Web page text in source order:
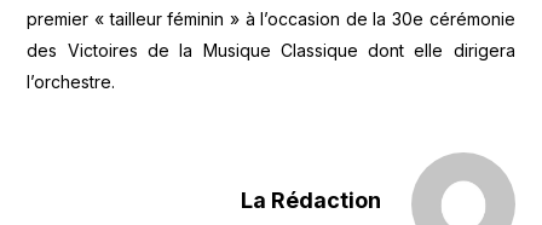
premier « tailleur féminin » à l’occasion de la 30e cérémonie
des Victoires de la Musique Classique dont elle dirigera
l’orchestre.
La Rédaction